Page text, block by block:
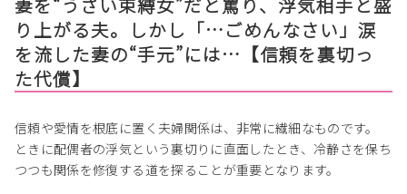
り上がる夫。しかし「…ごめんなさい」涙
を流した妻の“手元”には…【信頼を裏切っ
た代償】
信頼や愛情を根底に置く夫婦関係は、非常に繊細なものです。
ときに配偶者の浮気という裏切りに直面したとき、冷静さを保ち
つつも関係を修復する道を探ることが重要となります。